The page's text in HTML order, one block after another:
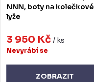
NNN, boty na kolečkové
lyže
3 950 Kč / ks
Nevyrábí se
ZOBRAZIT